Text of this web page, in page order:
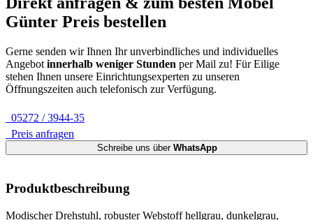
Günter Preis bestellen
Gerne senden wir Ihnen Ihr unverbindliches und individuelles
Angebot innerhalb weniger Stunden per Mail zu! Für Eilige
stehen Ihnen unsere Einrichtungsexperten zu unseren
Öffnungszeiten auch telefonisch zur Verfügung.
05272 / 3944-35
Preis anfragen
Schreibe uns über WhatsApp
Produktbeschreibung
Modischer Drehstuhl, robuster Webstoff hellgrau, dunkelgrau,